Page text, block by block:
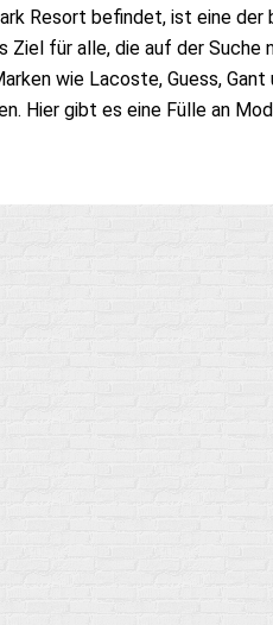
Resort befindet, ist eine
für alle, die auf der Suche
wie Lacoste, Guess,
Hier gibt es eine Fülle an